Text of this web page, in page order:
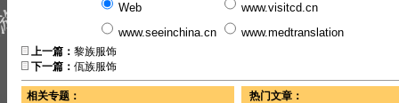
Web
www.visitcd.cn
www.seeinchina.cn
www.medtranslation
上一篇： 黎族服饰
下一篇： 佤族服饰
相关专题：
热门文章：